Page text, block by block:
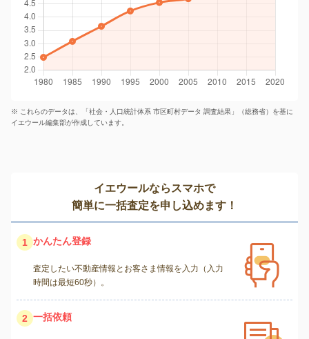
※ これらのデータは、「社会・人口統計体系 市区町村データ 調査結果」（総務省）を基に
イエウール編集部が作成しています。
イエウールならスマホで
簡単に一括査定を申し込めます！
1 かんたん登録
査定したい不動産情報とお客さま情報を入力（入力
時間は最短60秒）。
2 一括依頼